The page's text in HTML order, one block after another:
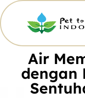
Air
dengan